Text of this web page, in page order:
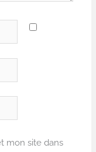
mon site dans